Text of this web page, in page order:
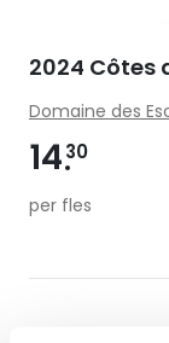
2024 Côtes
Domaine des
1430
per fles